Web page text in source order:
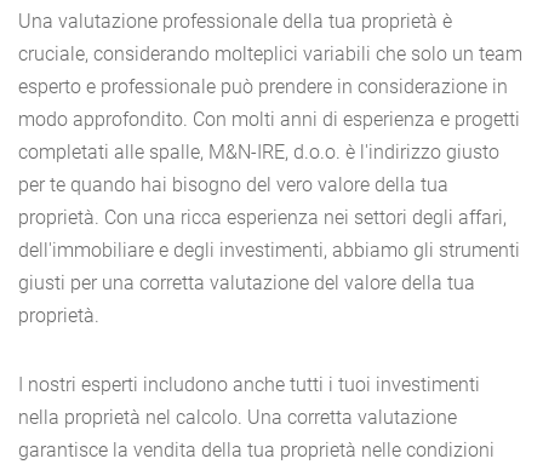
Una valutazione professionale della tua proprietà è
cruciale, considerando molteplici variabili che solo un team
esperto e professionale può prendere in considerazione in
modo approfondito. Con molti anni di esperienza e progetti
completati alle spalle, M&N-IRE, d.o.o. è l'indirizzo giusto
per te quando hai bisogno del vero valore della tua
proprietà. Con una ricca esperienza nei settori degli affari,
dell'immobiliare e degli investimenti, abbiamo gli strumenti
giusti per una corretta valutazione del valore della tua
proprietà.
I nostri esperti includono anche tutti i tuoi investimenti
nella proprietà nel calcolo. Una corretta valutazione
garantisce la vendita della tua proprietà nelle condizioni